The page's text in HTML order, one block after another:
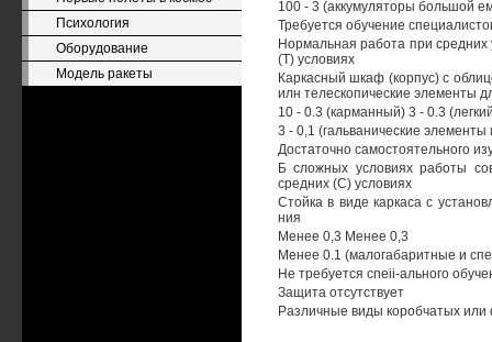
Психология
Оборудование
Модель ракеты
100 - 3 (аккумуляторы большой
Требуется обучение
Нормальная работа при
(Т) условиях
Каркасный шкаф (корпус) с
илн телескопические элементы
10 - 0.3 (карманный) 3 - 0.3
3 - 0,1 (гальванические
Достаточно самостоятельного
Б сложных условиях работы
средних (С) условиях
Стойка в виде каркаса с
ния
Менее 0,3 Менее 0,3
Менее 0.1 (малогабаритные и
Не требуется cneii-ального
Защита отсутствует
Различные виды коробчатых